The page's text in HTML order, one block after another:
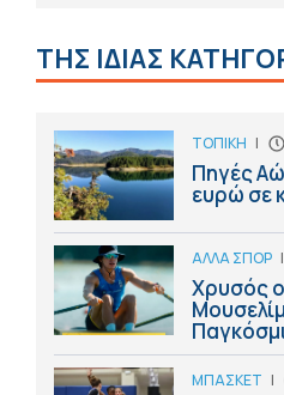
ΤΗΣ ΙΔΙΑΣ
ΤΟΠΙΚΗ |
Πηγές
ευρώ σε
ΑΛΛΑ ΣΠΟΡ |
Χρυσός
ΜΠΑΣΚΕΤ |